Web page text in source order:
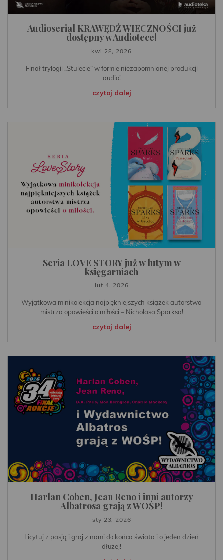
Audioserial KRAWĘDŹ WIECZNOŚCI już
dostępny w Audiotece!
kwi 28, 2026
Finał trylogii „Stulecie” w formie niezapomnianej produkcji
audio!
czytaj dalej
Seria LOVE STORY już w lutym w
księgarniach
lut 4, 2026
Wyjątkowa minikolekcja najpiękniejszych książek autorstwa
mistrza opowieści o miłości – Nicholasa Sparksa!
czytaj dalej
Harlan Coben, Jean Reno i inni autorzy
Albatrosa grają z WOŚP!
sty 23, 2026
Licytuj z pasją i graj z nami do końca świata i o jeden dzień
dłużej!